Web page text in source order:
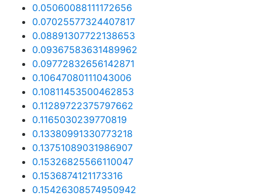
0.05060088111172656
0.07025577324407817
0.08891307722138653
0.09367583631489962
0.09772832656142871
0.10647080111043006
0.10811453500462853
0.11289722375797662
0.1165030239770819
0.13380991330773218
0.13751089031986907
0.15326825566110047
0.1536874121173316
0.15426308574950942